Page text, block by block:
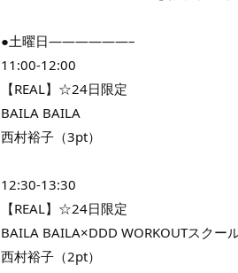
●土曜日——————–
11:00-12:00
【REAL】☆24日限定
BAILA BAILA
西村裕子（3pt）
12:30-13:30
【REAL】☆24日限定
BAILA BAILA×DDD WORKOUTスクー
西村裕子（2pt）